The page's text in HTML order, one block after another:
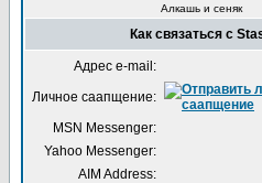
Алкашь и сеняк
Как связаться с
Адрес e-mail:
Личное саапщение:
MSN Messenger:
Yahoo Messenger:
AIM Address: